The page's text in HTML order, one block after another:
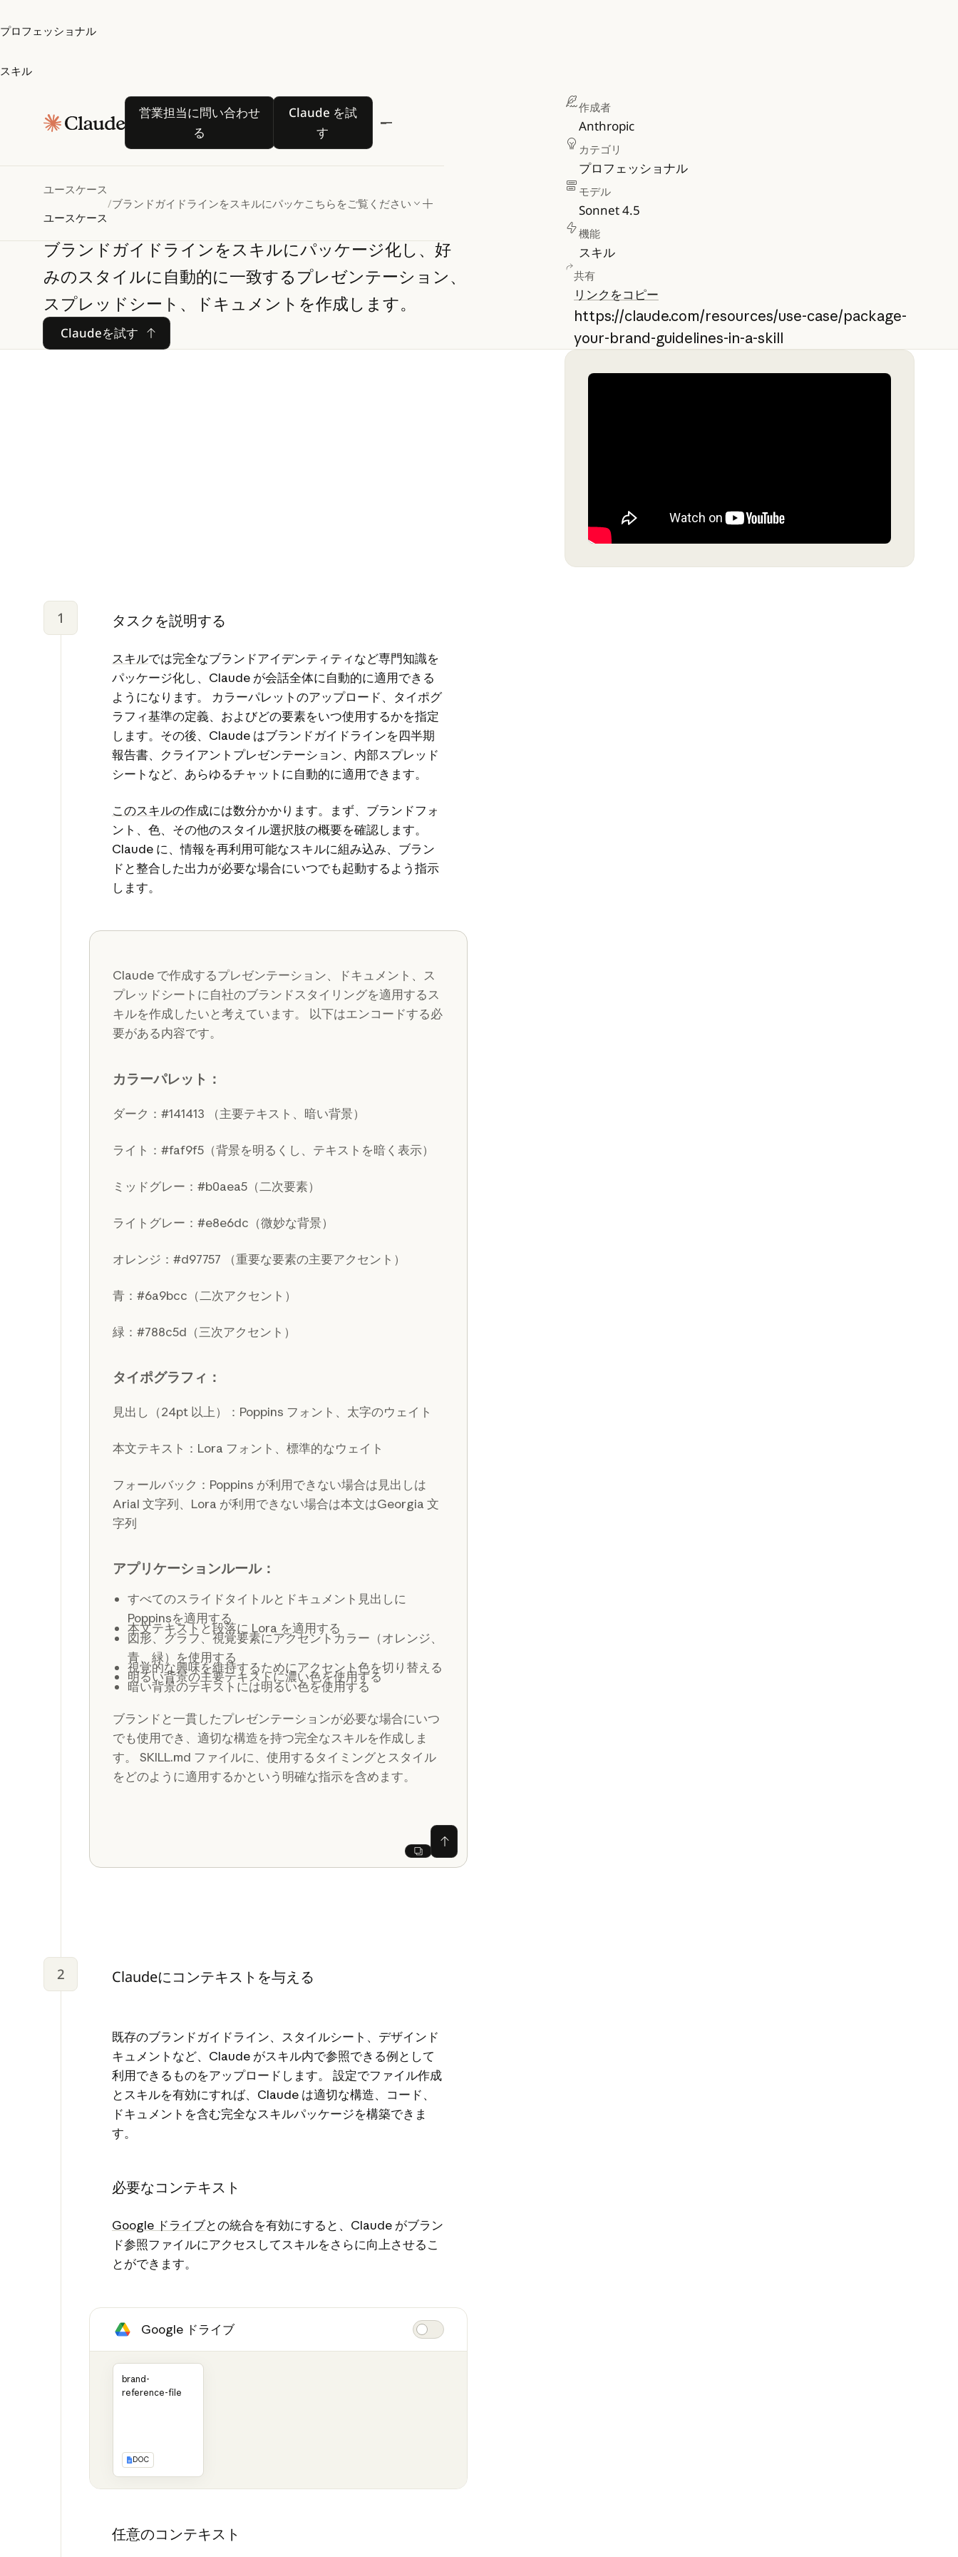
プロフェッショナル
スキル
営業担当に問い合わせ
る
営業担当に問い合わせる
Claude を試
す
Claude を試す
ユースケース
ユースケース
/ブランドガイドラインをスキルにパッケージ化するこちらをご覧ください
ブランドガイドラインを
スキルにパッケージ化す
る
ブランドガイドラインをスキルにパッケージ化し、好
みのスタイルに自動的に一致するプレゼンテーション、
スプレッドシート、ドキュメントを作成します。
Claudeを試す
Claudeを試す
作成者
Anthropic
カテゴリ
プロフェッショナル
モデル
Sonnet 4.5
機能
スキル
共有
リンクをコピー
https://claude.com/resources/use-case/package-
your-brand-guidelines-in-a-skill
1 タスクを説明する
スキルでは完全なブランドアイデンティティなど専門知識を
パッケージ化し、Claude が会話全体に自動的に適用できる
ようになります。 カラーパレットのアップロード、タイポグ
ラフィ基準の定義、およびどの要素をいつ使用するかを指定
します。その後、Claude はブランドガイドラインを四半期
報告書、クライアントプレゼンテーション、内部スプレッド
シートなど、あらゆるチャットに自動的に適用できます。
このスキルの作成には数分かかります。まず、ブランドフォ
ント、色、その他のスタイル選択肢の概要を確認します。
Claude に、情報を再利用可能なスキルに組み込み、ブラン
ドと整合した出力が必要な場合にいつでも起動するよう指示
します。
Claude で作成するプレゼンテーション、ドキュメント、ス
プレッドシートに自社のブランドスタイリングを適用するス
キルを作成したいと考えています。 以下はエンコードする必
要がある内容です。
カラーパレット：
ダーク：#141413 （主要テキスト、暗い背景）
ライト：#faf9f5（背景を明るくし、テキストを暗く表示）
ミッドグレー：#b0aea5（二次要素）
ライトグレー：#e8e6dc（微妙な背景）
オレンジ：#d97757 （重要な要素の主要アクセント）
青：#6a9bcc（二次アクセント）
緑：#788c5d（三次アクセント）
タイポグラフィ：
見出し（24pt 以上）：Poppins フォント、太字のウェイト
本文テキスト：Lora フォント、標準的なウェイト
フォールバック：Poppins が利用できない場合は見出しは
Arial 文字列、Lora が利用できない場合は本文はGeorgia 文
字列
アプリケーションルール：
すべてのスライドタイトルとドキュメント見出しに
Poppinsを適用する
本文テキストと段落に Lora を適用する
図形、グラフ、視覚要素にアクセントカラー（オレンジ、
青、緑）を使用する
視覚的な興味を維持するためにアクセント色を切り替える
明るい背景の主要テキストに濃い色を使用する
暗い背景のテキストには明るい色を使用する
ブランドと一貫したプレゼンテーションが必要な場合にいつ
でも使用でき、適切な構造を持つ完全なスキルを作成しま
す。 SKILL.md ファイルに、使用するタイミングとスタイル
をどのように適用するかという明確な指示を含めます。
Next
Claude に質問する
2 Claudeにコンテキストを与える
既存のブランドガイドライン、スタイルシート、デザインド
キュメントなど、Claude がスキル内で参照できる例として
利用できるものをアップロードします。 設定でファイル作成
とスキルを有効にすれば、Claude は適切な構造、コード、
ドキュメントを含む完全なスキルパッケージを構築できま
す。
必要なコンテキスト
Google ドライブとの統合を有効にすると、Claude がブラン
ド参照ファイルにアクセスしてスキルをさらに向上させるこ
とができます。
Google ドライブ
brand-
reference-file
DOC
任意のコンテキスト